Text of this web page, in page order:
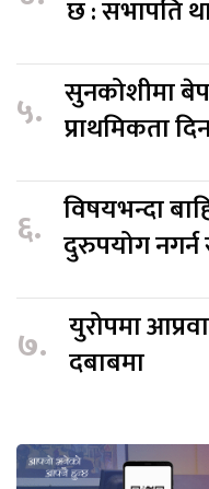
छ : सभापति
५. सुनकोशीमा
प्राथमिकता
६. विषयभन्दा
दुरुपयोग
७. युरोपमा
दबाबमा